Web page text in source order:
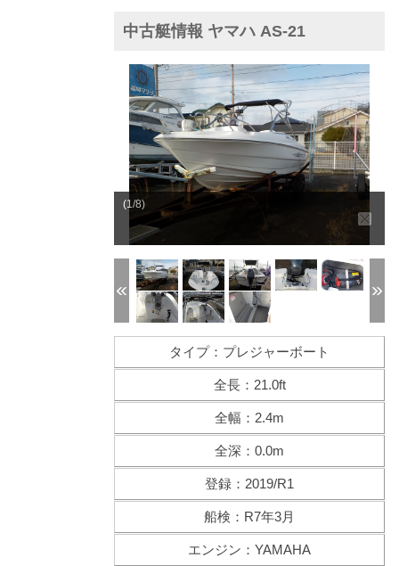
中古艇情報 ヤマハ AS-21
(1/8)
タイプ：プレジャーボート
全長：21.0ft
全幅：2.4m
全深：0.0m
登録：2019/R1
船検：R7年3月
エンジン：YAMAHA